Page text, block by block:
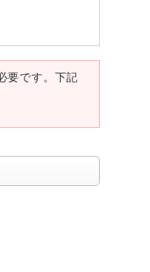
要です。下記